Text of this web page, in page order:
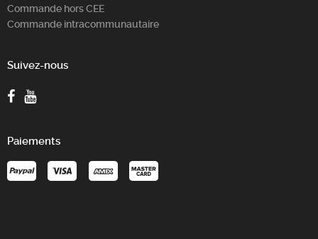
Commande hors CEE
Commande intracommunautaire
Suivez-nous
Paiements